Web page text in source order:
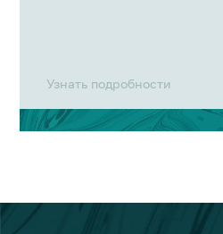
Узнать подробности